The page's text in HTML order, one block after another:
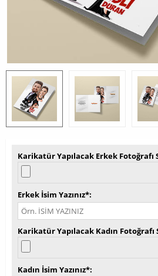
Karikatür Yapılacak Erkek Fotoğrafı
Erkek İsim Yazınız*
Karikatür Yapılacak Kadın Fotoğrafı
Kadın İsim Yazınız*